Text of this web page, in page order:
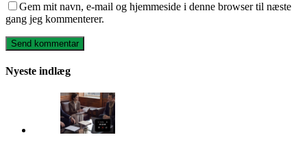
Gem mit navn, e-mail og hjemmeside i denne browser til næste
gang jeg kommenterer.
Nyeste indlæg